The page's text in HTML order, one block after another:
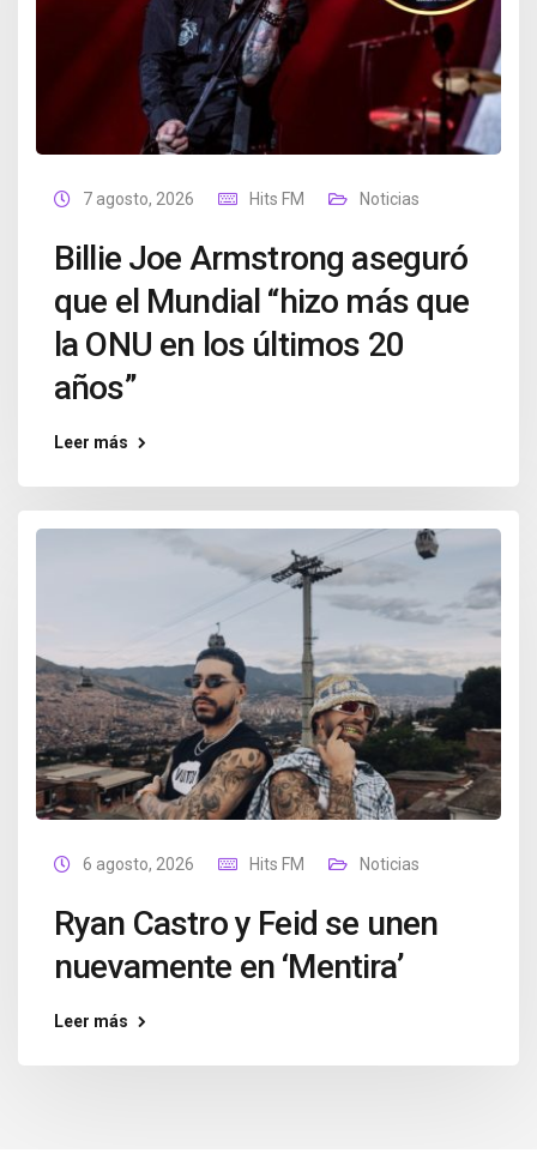
7 agosto, 2026 Hits FM Noticias
Billie Joe Armstrong aseguró
que el Mundial “hizo más que
la ONU en los últimos 20
años”
Leer más
6 agosto, 2026 Hits FM Noticias
Ryan Castro y Feid se unen
nuevamente en ‘Mentira’
Leer más